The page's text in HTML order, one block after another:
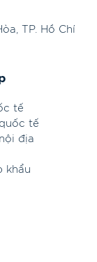
TP. Hồ Chí
tế
tế
địa
khẩu